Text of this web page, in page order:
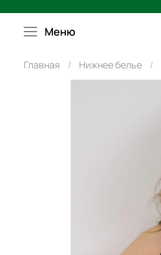
Меню
Главная Нижнее белье